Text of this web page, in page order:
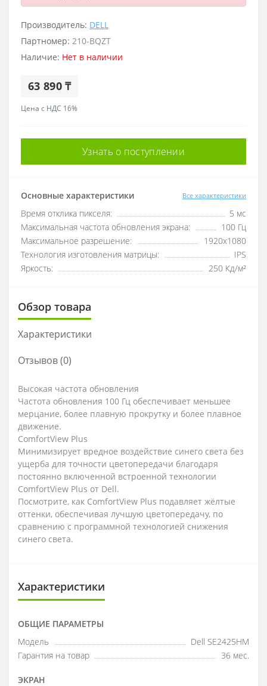
Производитель: DELL
Партномер: 210-BQZT
Наличие: Нет в наличии
63 890 ₸
Цена с НДС 16%
Узнать о поступлении
Основные характеристики Все характеристики
Время отклика пикселя:
5 мс
Максимальная частота обновления экрана:
100 Гц
Максимальное разрешение:
1920x1080
Технология изготовления матрицы:
IPS
Яркость:
250 Кд/м²
Обзор товара
Характеристики
Отзывов (0)
Высокая частота обновления
Частота обновления 100 Гц обеспечивает меньшее
мерцание, более плавную прокрутку и более плавное
движение.
ComfortView Plus
Минимизирует вредное воздействие синего света без
ущерба для точности цветопередачи благодаря
постоянно включенной встроенной технологии
ComfortView Plus от Dell.
Посмотрите, как ComfortView Plus подавляет жёлтые
оттенки, обеспечивая лучшую цветопередачу, по
сравнению с программной технологией снижения
синего света.
Характеристики
ОБЩИЕ ПАРАМЕТРЫ
Модель
Dell SE2425HM
Гарантия на товар
36 мес.
ЭКРАН